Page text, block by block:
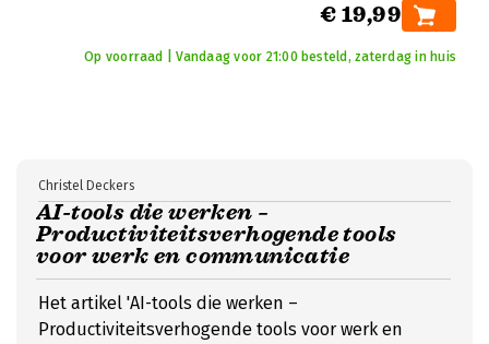
€ 19,99
Op voorraad | Vandaag voor 21:00 besteld, zaterdag in huis
AI-tools die werken –
Productiviteitsverhogende tools
voor werk en communicatie
Christel Deckers
Het artikel 'AI-tools die werken –
Productiviteitsverhogende tools voor werk en